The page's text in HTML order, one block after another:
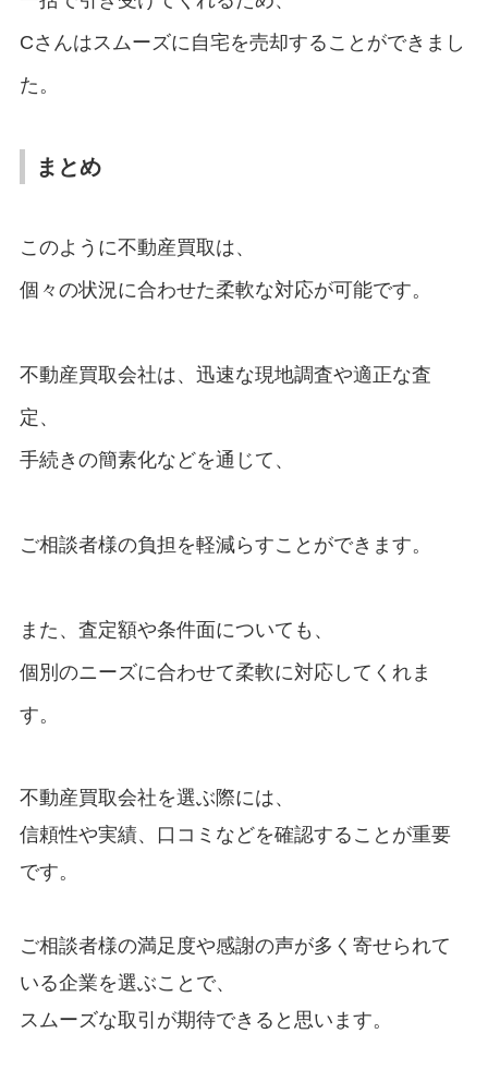
Cさんはスムーズに自宅を売却することができまし
た。
まとめ
このように不動産買取は、
個々の状況に合わせた柔軟な対応が可能です。
不動産買取会社は、迅速な現地調査や適正な査
定、
手続きの簡素化などを通じて、
ご相談者様の負担を軽減らすことができます。
また、査定額や条件面についても、
個別のニーズに合わせて柔軟に対応してくれま
す。
不動産買取会社を選ぶ際には、
信頼性や実績、口コミなどを確認することが重要
です。
ご相談者様の満足度や感謝の声が多く寄せられて
いる企業を選ぶことで、
スムーズな取引が期待できると思います。